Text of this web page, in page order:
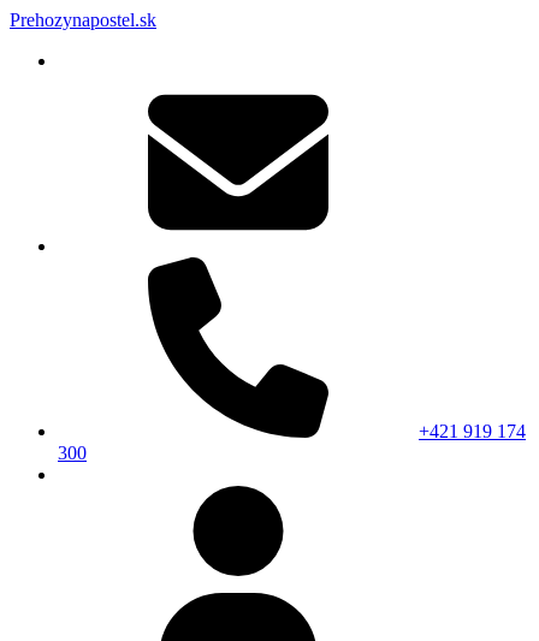
Prehozynapostel.sk
+421 919 174
300